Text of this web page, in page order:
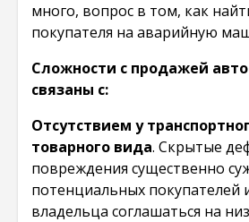
много, вопрос в том, как
покупателя на аварийную
Сложности с продажей
связаны с:
Отсутствием у
товарного вида. Скрытые
повреждения существенно
потенциальных
владельца соглашаться на